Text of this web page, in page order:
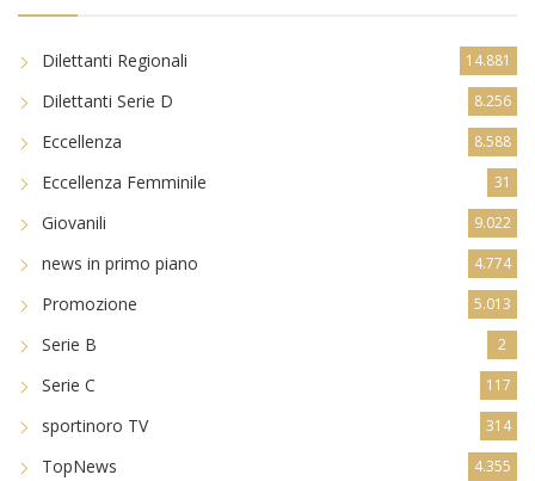
Dilettanti Regionali 14.881
Dilettanti Serie D 8.256
Eccellenza 8.588
Eccellenza Femminile 31
Giovanili 9.022
news in primo piano 4.774
Promozione 5.013
Serie B 2
Serie C 117
sportinoro TV 314
TopNews 4.355